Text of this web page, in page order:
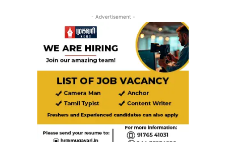
- Advertisement -